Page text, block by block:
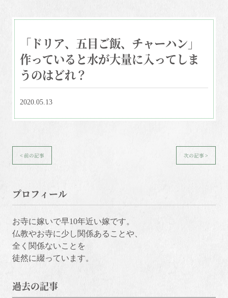
「ドリア、五目ご飯、チャーハン」
作っていると水が大量に入ってしま
うのはどれ？
2020.05.13
< 前の記事 次の記事 >
プロフィール
お寺に嫁いで早10年近い嫁です。
仏教やお寺に少し関係あることや、
全く関係ないことを
徒然に綴っています。
過去の記事